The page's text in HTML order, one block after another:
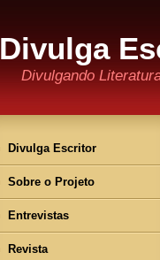
Divulga
Divulgando
Divulga Escritor
Sobre o Projeto
Entrevistas
Revista